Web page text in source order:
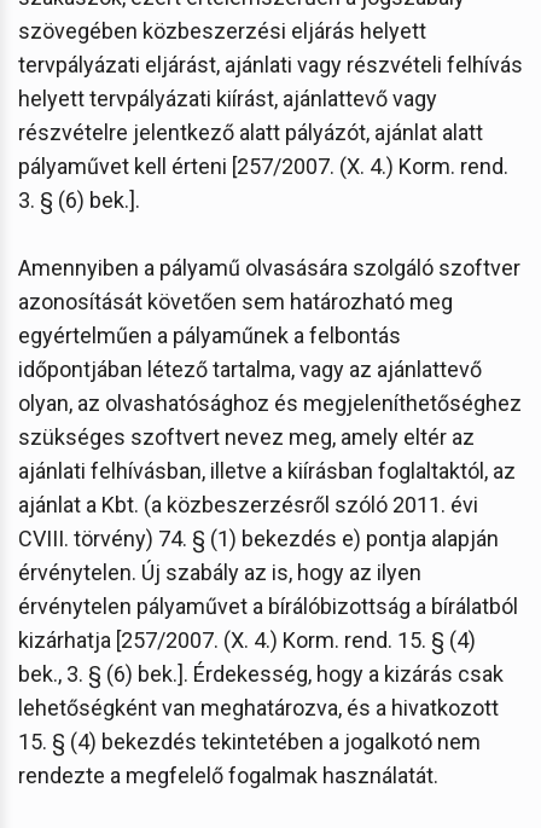
szövegében közbeszerzési eljárás helyett
tervpályázati eljárást, ajánlati vagy részvételi felhívás
helyett tervpályázati kiírást, ajánlattevő vagy
részvételre jelentkező alatt pályázót, ajánlat alatt
pályaművet kell érteni [257/2007. (X. 4.) Korm. rend.
3. § (6) bek.].
Amennyiben a pályamű olvasására szolgáló szoftver
azonosítását követően sem határozható meg
egyértelműen a pályaműnek a felbontás
időpontjában létező tartalma, vagy az ajánlattevő
olyan, az olvashatósághoz és megjeleníthetőséghez
szükséges szoftvert nevez meg, amely eltér az
ajánlati felhívásban, illetve a kiírásban foglaltaktól, az
ajánlat a Kbt. (a közbeszerzésről szóló 2011. évi
CVIII. törvény) 74. § (1) bekezdés e) pontja alapján
érvénytelen. Új szabály az is, hogy az ilyen
érvénytelen pályaművet a bírálóbizottság a bírálatból
kizárhatja [257/2007. (X. 4.) Korm. rend. 15. § (4)
bek., 3. § (6) bek.]. Érdekesség, hogy a kizárás csak
lehetőségként van meghatározva, és a hivatkozott
15. § (4) bekezdés tekintetében a jogalkotó nem
rendezte a megfelelő fogalmak használatát.